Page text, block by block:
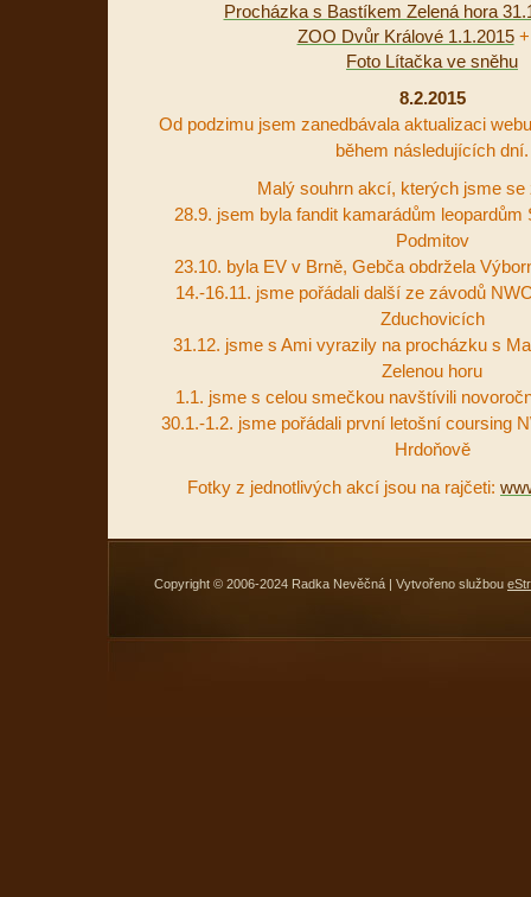
Procházka s Bastíkem Zelená hora
ZOO Dvůr Králové 1.1.2015
Foto Lítačka ve sněhu
8.2.2015
Od podzimu jsem zanedbávala aktualizaci
během následujících dní.
Malý souhrn akcí, kterých jsme se
28.9. jsem byla fandit kamarádům leopardům
Podmitov
23.10. byla EV v Brně, Gebča obdržela
14.-16.11. jsme pořádali další ze závodů
Zduchovicích
31.12. jsme s Ami vyrazily na procházku s
Zelenou horu
1.1. jsme s celou smečkou navštívili
30.1.-1.2. jsme pořádali první letošní coursing
Hrdoňově
Fotky z jednotlivých akcí jsou na rajčeti:
Copyright © 2006-2024 Radka Nevěčná | Vytvořeno službou